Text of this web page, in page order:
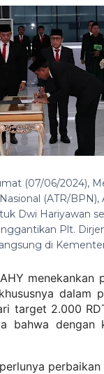
(07/06/2024),
(ATR/
Dwi Hariyawan
Plt.
di
menekankan
dalam
target 2.000
bahwa